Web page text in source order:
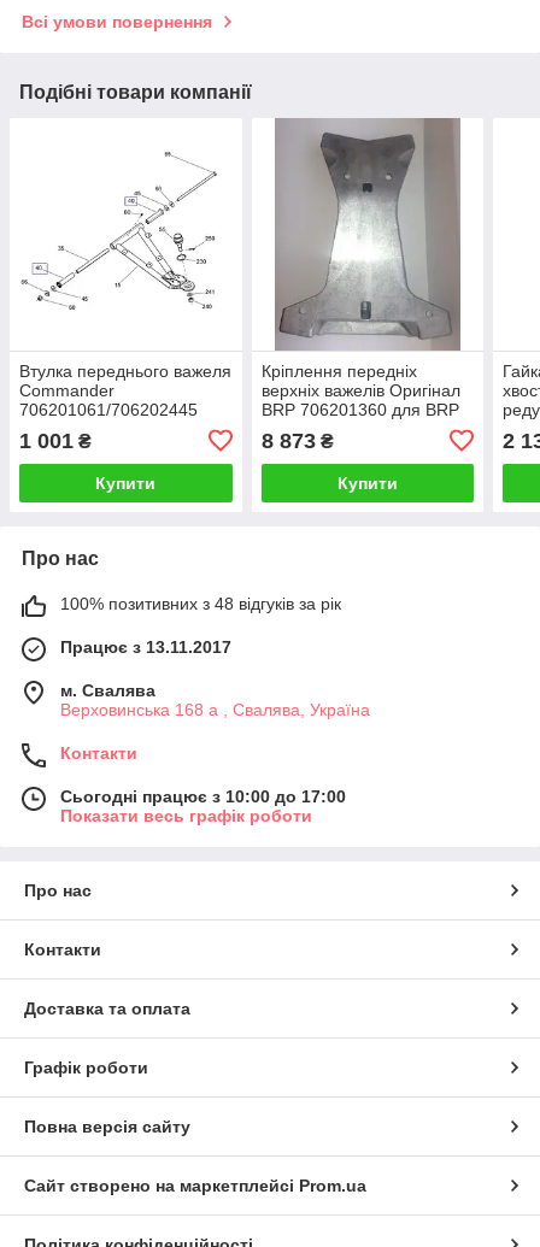
Всі умови повернення
Подібні товари компанії
Втулка переднього важеля
Commander
706201061/706202445
1 001 ₴
Купити
Кріплення передніх
верхніх важелів Оригінал
BRP 706201360 для BRP
8 873₴
Купити
2
Про нас
100% позитивних з 48 відгуків за рік
Працює з 13.11.2017
м. Свалява
Верховинська 168 а , Свалява, Україна
Контакти
Сьогодні працює з 10:00 до 17:00
Показати весь графік роботи
Про нас
Контакти
Доставка та оплата
Графік роботи
Повна версія сайту
Сайт створено на маркетплейсі Prom.ua